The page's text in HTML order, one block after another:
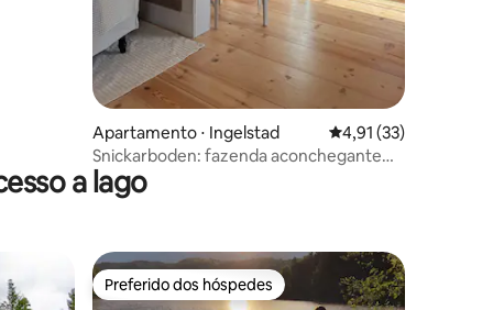
Apartamento ⋅ Ingelstad 4,91 de uma
4,91 (33)
Snickarboden: fazenda aconchegante
perto da floresta e do lago
a lago
hóspedes Preferido dos hóspedes
Preferido dos hóspedes